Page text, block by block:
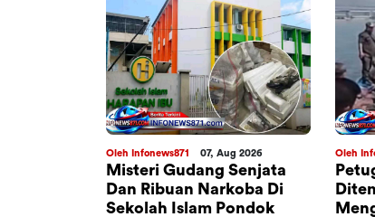
Oleh Infonews871 07, Aug 2026
Misteri Gudang Senjata
Dan Ribuan Narkoba Di
Sekolah Islam Pondok
Oleh